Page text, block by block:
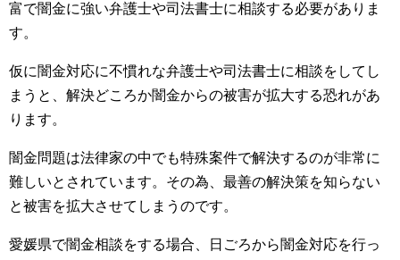
富で闇金に強い弁護士や司法書士に相談する必要がありま
す。
仮に闇金対応に不慣れな弁護士や司法書士に相談をしてし
まうと、解決どころか闇金からの被害が拡大する恐れがあ
ります。
闇金問題は法律家の中でも特殊案件で解決するのが非常に
難しいとされています。その為、最善の解決策を知らない
と被害を拡大させてしまうのです。
愛媛県で闇金相談をする場合、日ごろから闇金対応を行っ